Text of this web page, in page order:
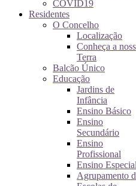
COVID19
Residentes
O Concelho
Localização
Conheça a
Terra
Balcão Único
Educação
Jardins de
Infância
Ensino Básico
Ensino
Secundário
Ensino
Profissional
Ensino Especial
Agrupamento